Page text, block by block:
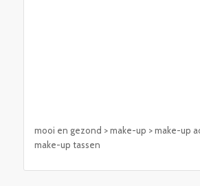
mooi en gezond > make-up > make-up
make-up tassen